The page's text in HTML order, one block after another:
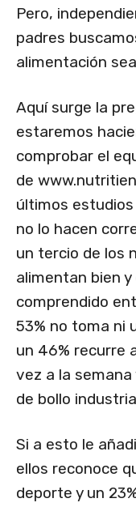
Pero,
padres
alimentación
Aquí surge la
estaremos
comprobar el
de
últimos
no lo hacen
un tercio de los
alimentan bien
comprendido
53% no toma ni
un 46% recurre
vez a la semana
de bollo
Si a esto le
ellos reconoce
deporte y un